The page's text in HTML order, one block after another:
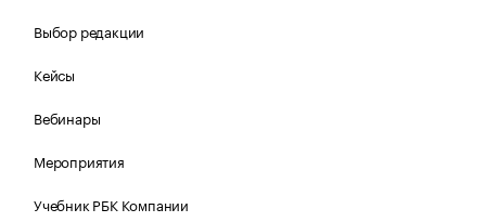
Выбор редакции
Кейсы
Вебинары
Мероприятия
Учебник РБК Компании